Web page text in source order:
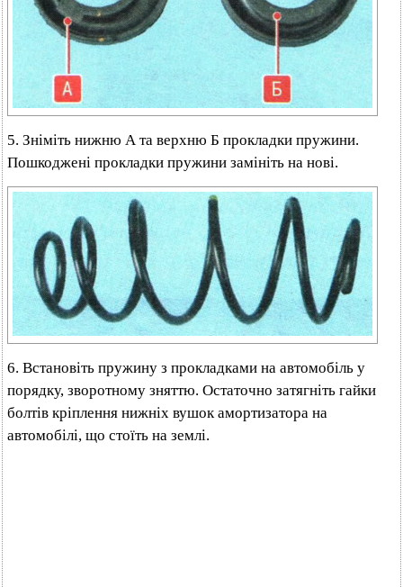
5. Зніміть нижню А та верхню Б прокладки пружини.
Пошкоджені прокладки пружини замініть на нові.
6. Встановіть пружину з прокладками на автомобіль у
порядку, зворотному зняттю. Остаточно затягніть гайки
болтів кріплення нижніх вушок амортизатора на
автомобілі, що стоїть на землі.